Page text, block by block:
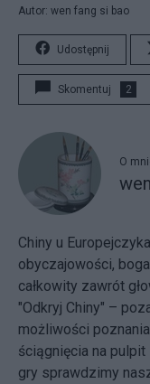
Autor: wen fang si bao
Udostępnij
Skomentuj 2
O
Chiny u
obyczajowości,
całkowity zawrót
"Odkryj Chiny" –
możliwości
ściągnięcia na
gry sprawdzimy